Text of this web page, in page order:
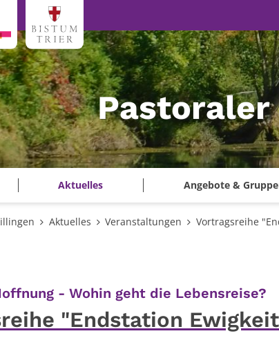
Pastoraler
Aktuelles Angebote &
Aktuelles Veranstaltungen Vortragsreihe
- Wohin geht die Lebensreise?
"Endstation